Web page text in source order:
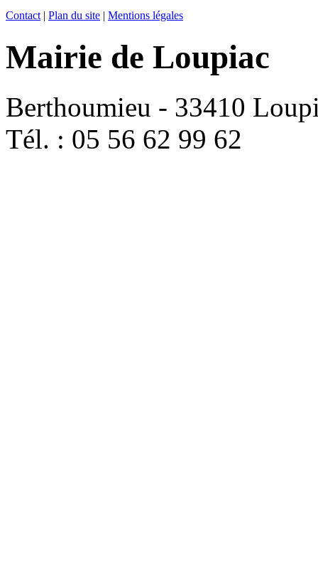
Contact | Plan du site | Mentions légales
Mairie de Loupiac
Berthoumieu - 33410
Tél. : 05 56 62 99 62